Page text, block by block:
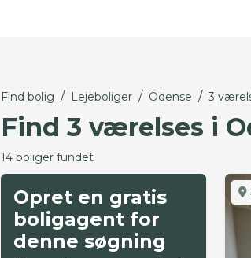
Find bolig / Lejeboliger / Odense / 3
Find 3 værelses i
14 boliger fundet
Opret en gratis
boligagent for
denne søgning